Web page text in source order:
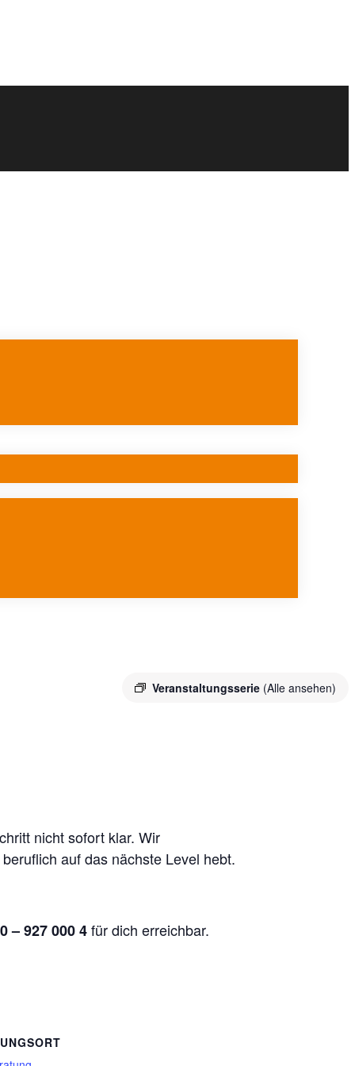
Veranstaltungsserie (Alle ansehen)
nicht sofort klar. Wir
auf das nächste Level hebt.
– 927 000 4für dich erreichbar.